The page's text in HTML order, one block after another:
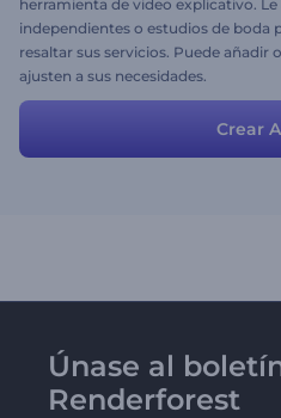
herramienta de video explicativo.
independientes o estudios de boda
resaltar sus servicios. Puede añadir
ajusten a sus necesidades.
Crear
Únase al
Renderforest